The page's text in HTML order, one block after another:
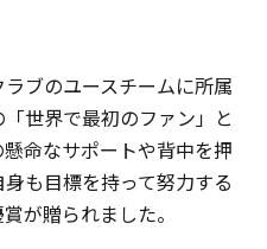
ブのユースチームに所属
世界で最初のファン」と
命なサポートや背中を押
も目標を持って努力する
が贈られました。